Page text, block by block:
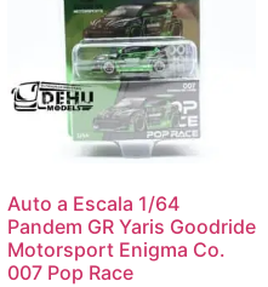
Auto a Escala 1/64
Pandem GR Yaris Goodride
Motorsport Enigma Co.
007 Pop Race